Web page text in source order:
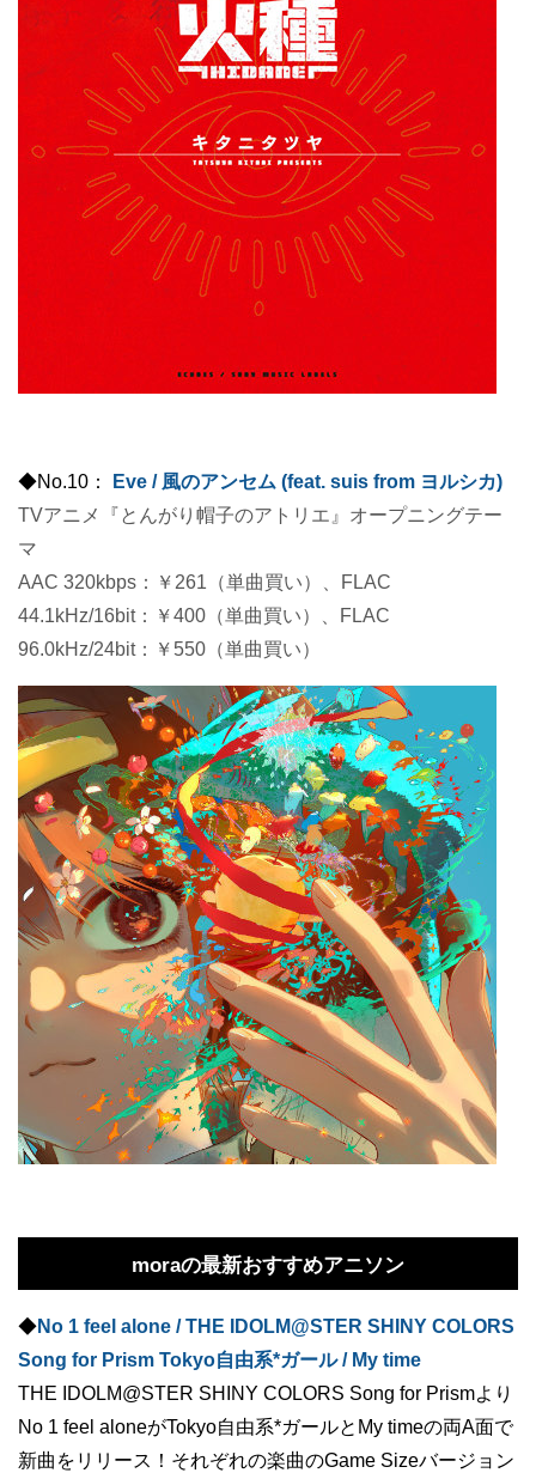
◆No.10：
Eve / 風のアンセム (feat. suis from ヨルシカ)
TVアニメ『とんがり帽子のアトリエ』オープニングテー
マ
AAC 320kbps：￥261（単曲買い）、FLAC
44.1kHz/16bit：￥400（単曲買い）、FLAC
96.0kHz/24bit：￥550（単曲買い）
moraの最新おすすめアニソン
◆No 1 feel alone / THE IDOLM@STER SHINY COLORS
Song for Prism Tokyo自由系*ガール / My time
THE IDOLM@STER SHINY COLORS Song for Prismより
No 1 feel aloneがTokyo自由系*ガールとMy timeの両A面で
新曲をリリース！それぞれの楽曲のGame Sizeバージョン